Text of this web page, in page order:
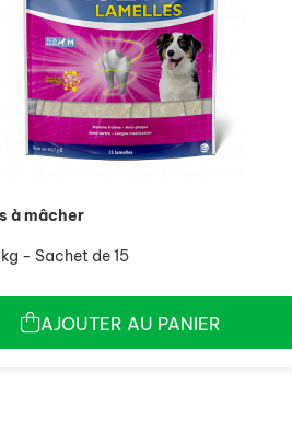
à mâcher
- Sachet de 15
AJOUTER AU PANIER